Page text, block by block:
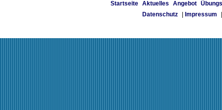
Startseite Aktuelles Angebot
Datenschutz
Impressum